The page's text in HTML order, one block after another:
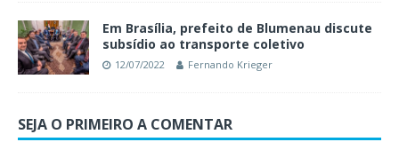
Em Brasília, prefeito de Blumenau discute
subsídio ao transporte coletivo
12/07/2022 Fernando Krieger
SEJA O PRIMEIRO A COMENTAR